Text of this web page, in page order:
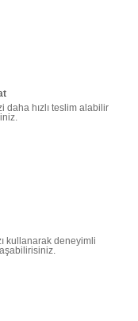
hızlı teslim alabilir
kullanarak deneyimli